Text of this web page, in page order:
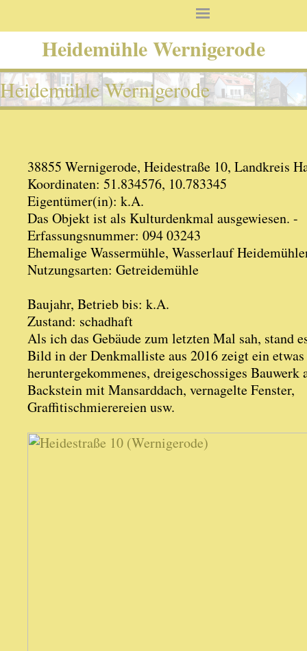
Heidemühle Wernigerode
Heidemühle Wernigerode
38855 Wernigerode, Heidestraße 10, Landkreis
Koordinaten: 51.834576, 10.783345
Eigentümer(in): k.A.
Das Objekt ist als Kulturdenkmal ausgewiesen. -
Erfassungsnummer: 094 03243
Ehemalige Wassermühle, Wasserlauf
Nutzungsarten: Getreidemühle
Baujahr, Betrieb bis: k.A.
Zustand: schadhaft
Als ich das Gebäude zum letzten Mal sah, stand
Bild in der Denkmalliste aus 2016 zeigt ein etwas
heruntergekommenes, dreigeschossiges Bauwerk
Backstein mit Mansarddach, vernagelte Fenster,
Graffitischmierereien usw.